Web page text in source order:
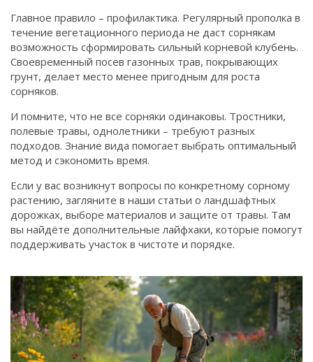
Главное правило – профилактика. Регулярный прополка в
течение вегетационного периода не даст сорнякам
возможность сформировать сильный корневой клубень.
Своевременный посев газонных трав, покрывающих
грунт, делает место менее пригодным для роста
сорняков.
И помните, что не все сорняки одинаковы. Тростники,
полевые травы, однолетники – требуют разных
подходов. Знание вида помогает выбрать оптимальный
метод и сэкономить время.
Если у вас возникнут вопросы по конкретному сорному
растению, загляните в наши статьи о ландшафтных
дорожках, выборе материалов и защите от травы. Там
вы найдёте дополнительные лайфхаки, которые помогут
поддерживать участок в чистоте и порядке.